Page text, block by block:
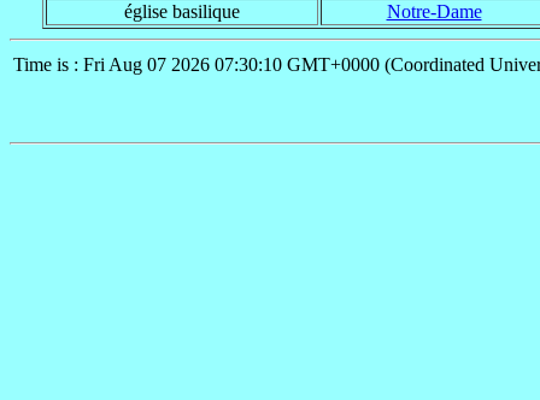
église basilique Notre-Dame
Time is : Fri Aug 07 2026 07:30:10 GMT+0000 (Coordinated